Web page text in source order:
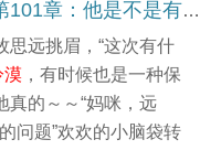
《天降宝宝：迷糊妈咪酷爹地》·第101章：他是不是有什么苦衷
思远挑眉，“这次有什
漠 ，有时候也是一种保
真的～～“妈咪，远
问题”欢欢的小脑袋转